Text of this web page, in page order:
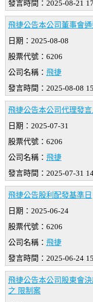
發言時間：2025-08-21
飛捷公告本公司董事會
日期：2025-08-08
股票代號：6206
公司名稱： 飛捷
發言時間：2025-08-08
飛捷公告本公司代理發
日期：2025-07-31
股票代號：6206
公司名稱： 飛捷
發言時間：2025-07-31
飛捷公告股利配發基準日
日期：2025-06-24
股票代號：6206
公司名稱： 飛捷
發言時間：2025-06-24
飛捷公告本公司股東會
之 限制案